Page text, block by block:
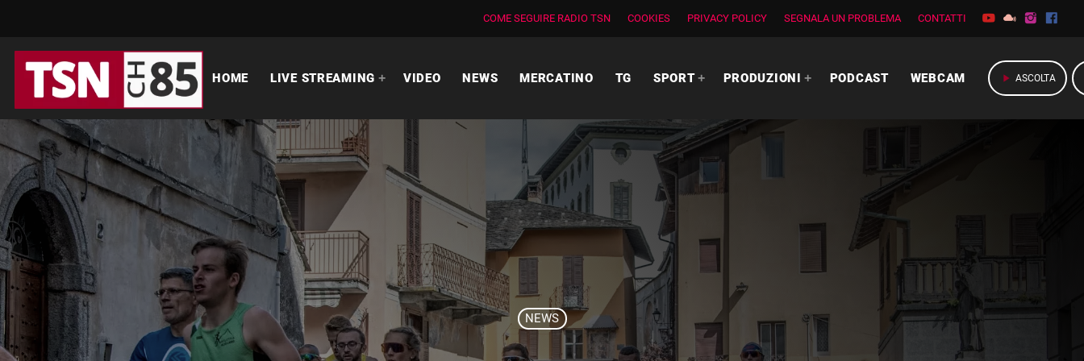
COME SEGUIRE RADIO TSN COOKIES PRIVACY POLICY SEGNALA UN PROBLEMA CONTATTI
HOME LIVE STREAMING VIDEO NEWS MERCATINO TG SPORT PRODUZIONI PODCAST WEBCAM play_arrow ASCOLTA
NEWS